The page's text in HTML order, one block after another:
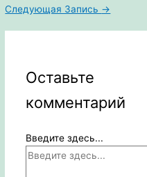
Следующая Запись →
Оставьте
комментарий
Введите здесь...